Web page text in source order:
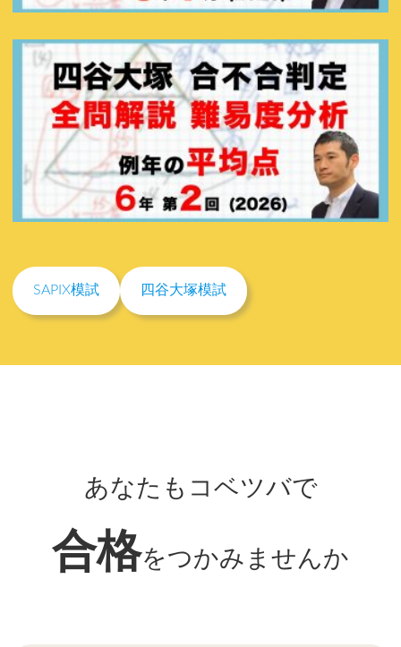
SAPIX模試 四谷大塚模試
あなたもコベツバで
合格をつかみませんか